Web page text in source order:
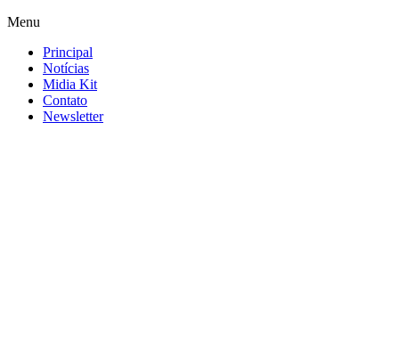
Menu
Principal
Notícias
Midia Kit
Contato
Newsletter